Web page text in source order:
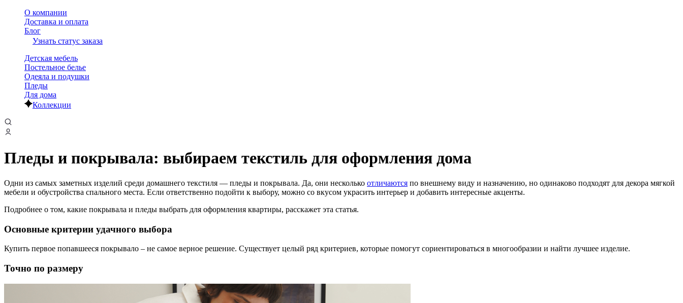
О компании
Доставка и оплата
Блог
Узнать статус заказа
Детская мебель
Постельное белье
Одеяла и подушки
Пледы
Для дома
Коллекции
Пледы и покрывала: выбираем текстиль для оформления дома
Одни из самых заметных изделий среди домашнего текстиля — пледы и покрывала. Да, они несколько отличаются по внешнему виду и назначению, но одинаково подходят для декора мягкой
мебели и обустройства спального места. Если ответственно подойти к выбору, можно со вкусом украсить интерьер и добавить интересные акценты.
Подробнее о том, какие покрывала и пледы выбрать для оформления квартиры, расскажет эта статья.
Основные критерии удачного выбора
Купить первое попавшееся покрывало – не самое верное решение. Существует целый ряд критериев, которые помогут сориентироваться в многообразии и найти лучшее изделие.
Точно по размеру